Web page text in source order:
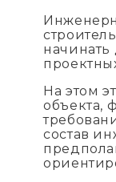
начинать
На этом
объекта,
состав